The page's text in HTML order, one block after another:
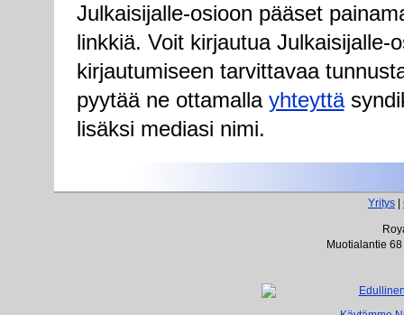
Julkaisijalle-osioon pääset
linkkiä. Voit kirjautua Julkaisijalle-
kirjautumiseen tarvittavaa
pyytää ne ottamalla yhteyttä
lisäksi mediasi nimi.
Yritys
Muotialantie